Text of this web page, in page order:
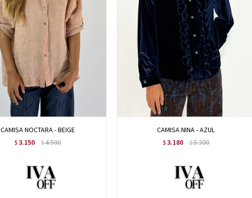
CAMISA NOCTARA - BEIGE
$ 3.150 $4.500
CAMISA NINA - AZUL
$ 3.180 $5.300